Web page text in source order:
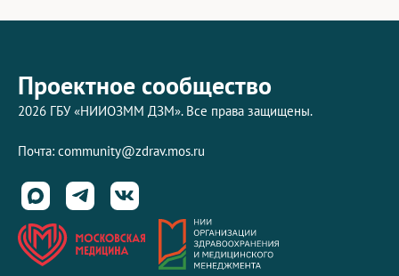
Проектное сообщество
2026 ГБУ «НИИОЗММ ДЗМ». Все права защищены.
Почта: community@zdrav.mos.ru